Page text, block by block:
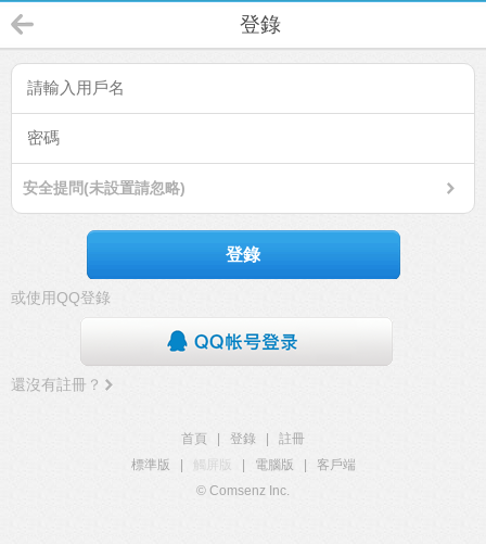
登錄
安全提問(未設置請忽略)
登錄
或使用QQ登錄
還沒有註冊？
首頁 登錄
註冊
標準版
觸屏版 電腦版
客戶端
© Comsenz Inc.